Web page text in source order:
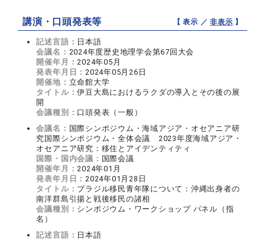
講演・口頭発表等 【 表示 ／非表示 】
記述言語： 日本語
会議名： 2024年度歴史地理学会第67回大会
開催年月：2024年05月
発表年月日：2024年05月26日
開催地： 立命館大学
タイトル：伊豆大島におけるラクダの導入とその後の展
開
会議種別： 口頭発表（一般）
会議名： 国際シンポジウム・海域アジア・オセアニア研
究国際シンポジウム・全体会議 2023年度海域アジア・
オセアニア研究：移住とアイデンティティ
国際・国内会議： 国際会議
開催年月：2024年01月
発表年月日：2024年01月28日
タイトル： ブラジル移民青年隊について：沖縄出身者の
南洋群島引揚と戦後移民の諸相
会議種別： シンポジウム・ワークショップ パネル（指
名）
記述言語： 日本語